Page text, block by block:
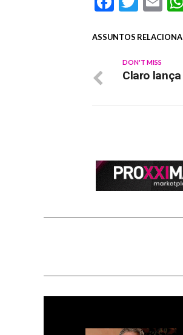
ASSUNTOS
DON'T MISS
Claro